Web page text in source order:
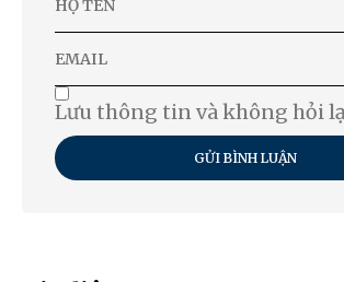
Lưu thông tin và không hỏi
GỬI BÌNH LUẬN